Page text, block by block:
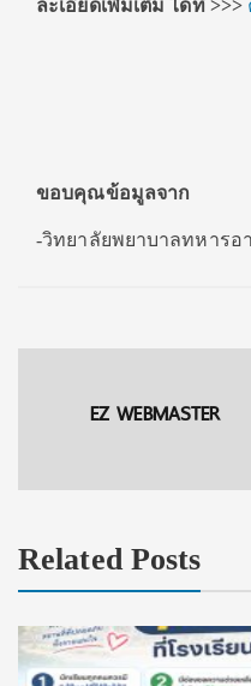
ละเอียดเพิ่มเติม ได้ที่ >>>
ขอบคุณข้อมูลจาก
-วิทยาลัยพยาบาลทหารอ
EZ WEBMASTER
Related Posts